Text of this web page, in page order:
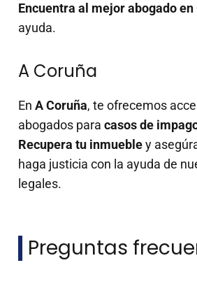
Encuentra al mejor abogado en
ayuda.
A Coruña
En A Coruña, te ofrecemos
abogados para casos de
Recupera tu inmuebley
haga justicia con la ayuda de
legales.
Preguntas